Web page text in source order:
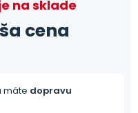
na sklade
cena
máte dopravu